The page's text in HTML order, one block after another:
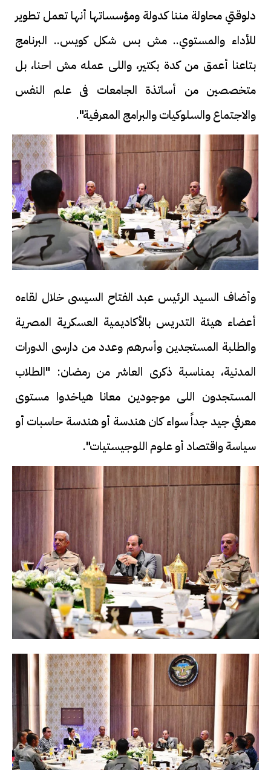
دلوقتي محاولة مننا كدولة ومؤسساتها أنها تعمل تطوير
للأداء والمستوي.. مش بس شكل كويس.. البرنامج
بتاعنا أعمق من كدة بكتير، واللى عمله مش احنا، بل
متخصصين من أساتذة الجامعات فى علم النفس
والاجتماع والسلوكيات والبرامج المعرفية".
وأضاف السيد الرئيس عبد الفتاح السيسى خلال لقاءه
أعضاء هيئة التدريس بالأكاديمية العسكرية المصرية
والطلبة المستجدين وأسرهم وعدد من دارسى الدورات
المدنية، بمناسبة ذكرى العاشر من رمضان: "الطلاب
المستجدون اللى موجودين معانا هياخدوا مستوى
معرفي جيد جداً سواء كان هندسة أو هندسة حاسبات أو
سياسة واقتصاد أو علوم اللوجيستيات".